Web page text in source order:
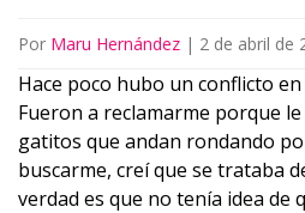
Por Maru Hernández | 2 de abril de
Hace poco hubo un conflicto
Fueron a reclamarme porque
gatitos que andan rondando
buscarme, creí que se trataba
verdad es que no tenía idea de